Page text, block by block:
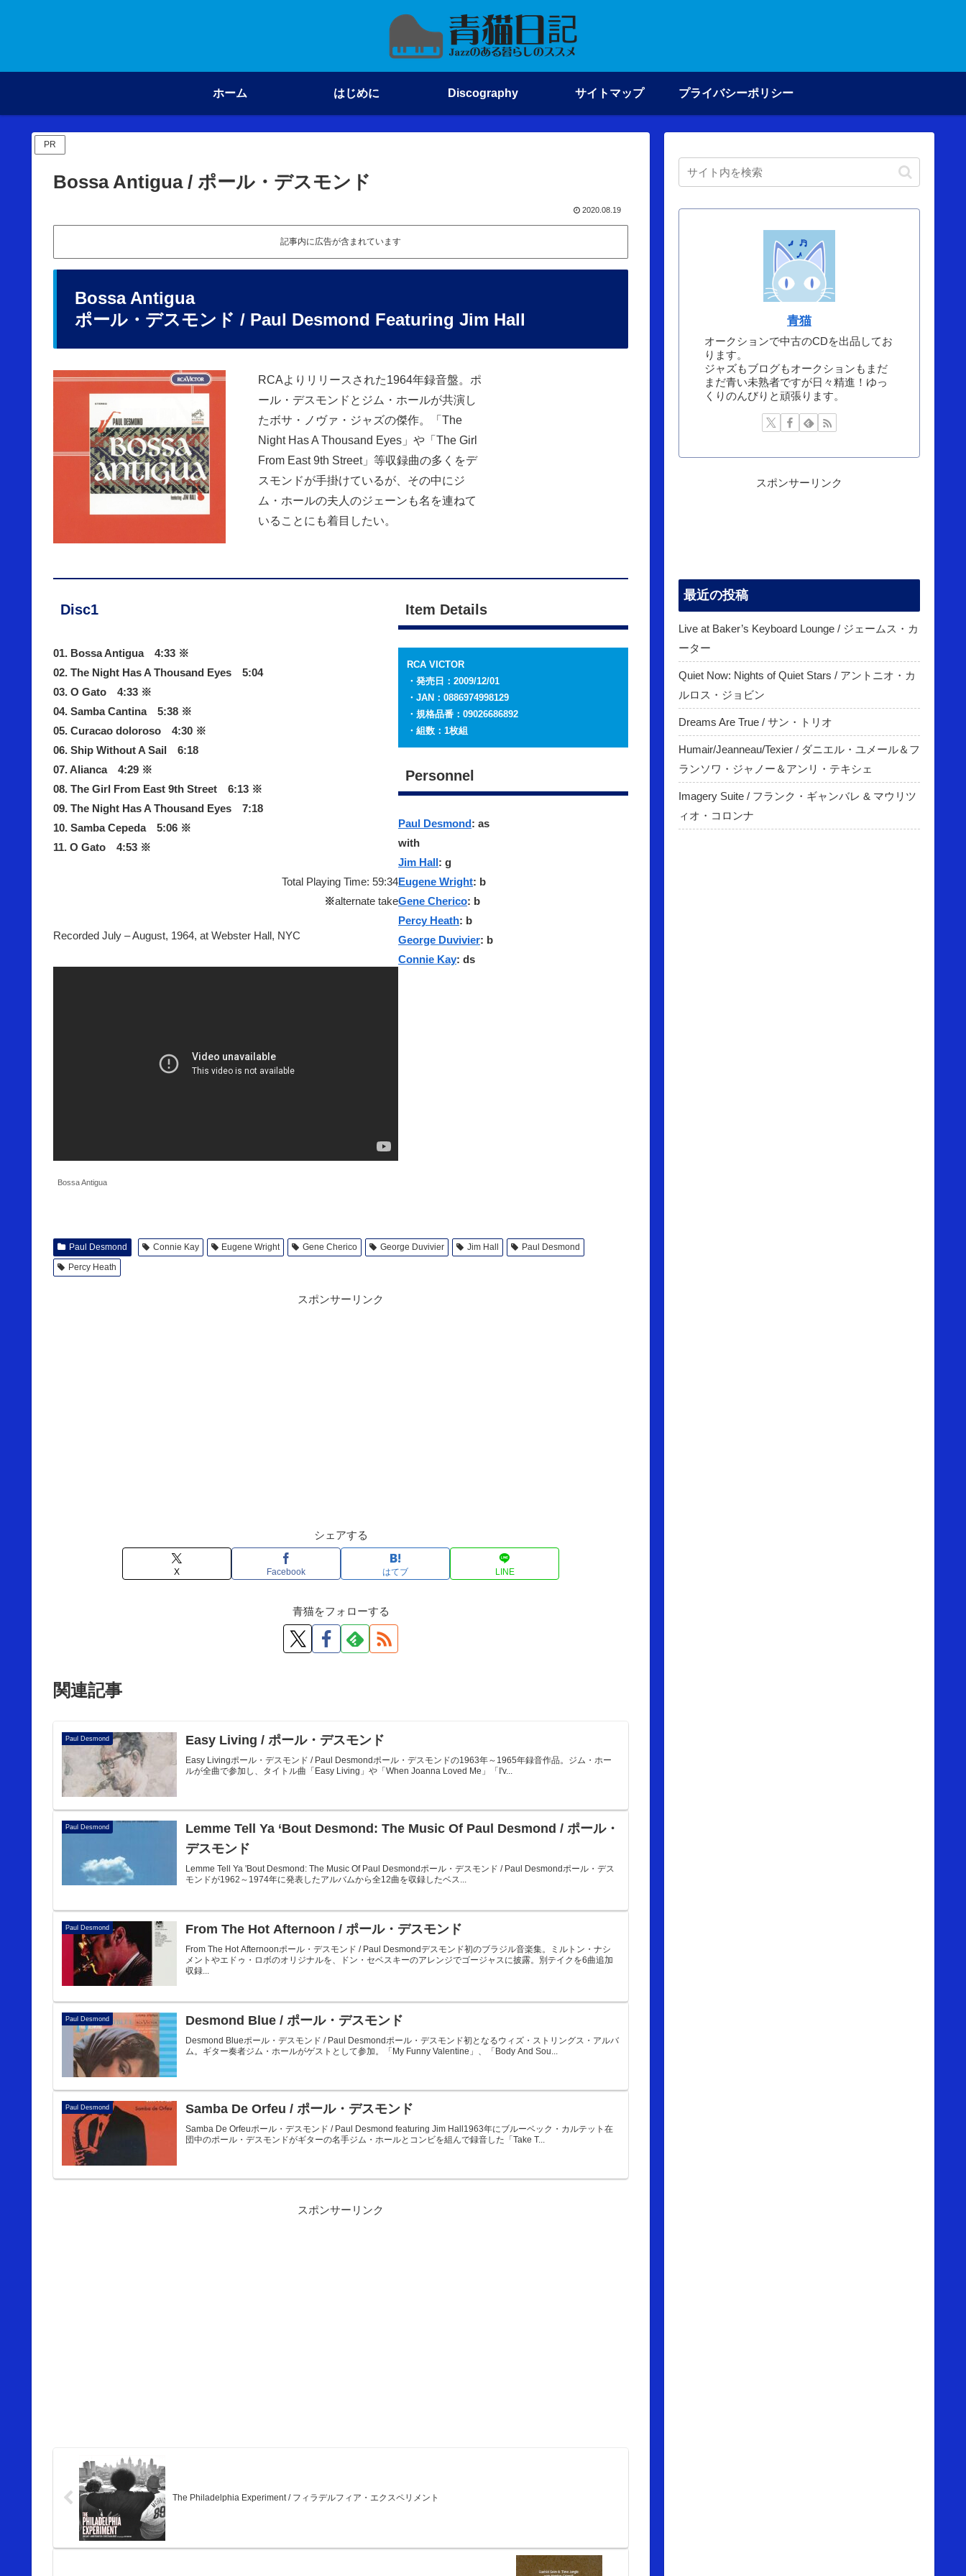
ホーム はじめに Discography サイトマップ プライバシーポリシー
PR
Bossa Antigua / ポール・デスモンド
2020.08.19
記事内に広告が含まれています
Bossa Antigua
ポール・デスモンド / Paul Desmond Featuring Jim Hall
RCAよりリリースされた1964年録音盤。ポ
ール・デスモンドとジム・ホールが共演し
たボサ・ノヴァ・ジャズの傑作。「The
Night Has A Thousand Eyes」や「The Girl
From East 9th Street」等収録曲の多くをデ
スモンドが手掛けているが、その中にジ
ム・ホールの夫人のジェーンも名を連ねて
いることにも着目したい。
Disc1
01. Bossa Antigua 4:33 ※
02. The Night Has A Thousand Eyes 5:04
03. O Gato 4:33 ※
04. Samba Cantina 5:38 ※
05. Curacao doloroso 4:30 ※
06. Ship Without A Sail 6:18
07. Alianca 4:29 ※
08. The Girl From East 9th Street 6:13 ※
09. The Night Has A Thousand Eyes 7:18
10. Samba Cepeda 5:06 ※
11. O Gato 4:53 ※
Total Playing Time: 59:34
※alternate take
Recorded July – August, 1964, at Webster Hall, NYC
Bossa Antigua
Item Details
RCA VICTOR
・発売日：2009/12/01
・JAN：0886974998129
・規格品番：09026686892
・組数：1枚組
Personnel
Paul Desmond: as
with
Jim Hall: g
Eugene Wright: b
Gene Cherico: b
Percy Heath: b
George Duvivier: b
Connie Kay: ds
Paul Desmond Connie Kay Eugene Wright Gene Cherico George Duvivier Jim Hall
Paul Desmond
Percy Heath
スポンサーリンク
シェアする
X Facebook はてブ LINE
青猫をフォローする
関連記事
Paul Desmond Easy Living / ポール・デスモンド
Easy Livingポール・デスモンド / Paul Desmondポール・デスモンドの1963年～1965年録音作品。ジム・ホー
ルが全曲で参加し、タイトル曲「Easy Living」や「When Joanna Loved Me」「I'v...
Paul Desmond
Lemme Tell Ya ‘Bout Desmond: The Music Of Paul Desmond / ポール・
デスモンド
Lemme Tell Ya 'Bout Desmond: The Music Of Paul Desmondポール・デスモンド / Paul Desmondポール・デス
モンドが1962～1974年に発表したアルバムから全12曲を収録したベス...
Paul Desmond From The Hot Afternoon / ポール・デスモンド
From The Hot Afternoonポール・デスモンド / Paul Desmondデスモンド初のブラジル音楽集。ミルトン・ナシ
メントやエドゥ・ロボのオリジナルを、ドン・セベスキーのアレンジでゴージャスに披露。別テイクを6曲追加
収録...
Paul Desmond Desmond Blue / ポール・デスモンド
Desmond Blueポール・デスモンド / Paul Desmondポール・デスモンド初となるウィズ・ストリングス・アルバ
ム。ギター奏者ジム・ホールがゲストとして参加。「My Funny Valentine」、「Body And Sou...
Paul Desmond Samba De Orfeu / ポール・デスモンド
Samba De Orfeuポール・デスモンド / Paul Desmond featuring Jim Hall1963年にブルーベック・カルテット在
団中のポール・デスモンドがギターの名手ジム・ホールとコンビを組んで録音した「Take T...
スポンサーリンク
The Philadelphia Experiment / フィラデルフィア・エクスペリメント
青猫
オークションで中古のCDを出品してお
ります。
ジャズもブログもオークションもまだ
まだ青い未熟者ですが日々精進！ゆっ
くりのんびりと頑張ります。
スポンサーリンク
最近の投稿
Live at Baker’s Keyboard Lounge / ジェームス・カ
ーター
Quiet Now: Nights of Quiet Stars / アントニオ・カ
ルロス・ジョビン
Dreams Are True / サン・トリオ
Humair/Jeanneau/Texier / ダニエル・ユメール＆フ
ランソワ・ジャノー＆アンリ・テキシェ
Imagery Suite / フランク・ギャンバレ & マウリツ
ィオ・コロンナ